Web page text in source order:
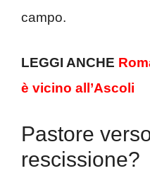
campo.
LEGGI ANCHE
è vicino all’Ascoli
Pastore
rescissione?